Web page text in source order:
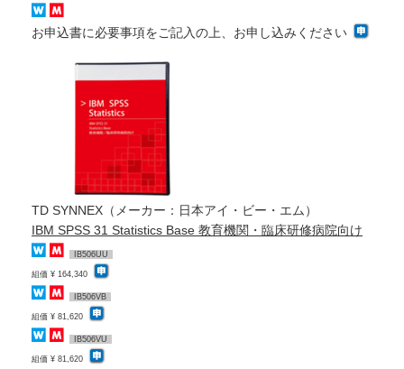
お申込書に必要事項をご記入の上、お申し込みください
TD SYNNEX（メーカー：日本アイ・ビー・エム）
IBM SPSS 31 Statistics Base 教育機関・臨床研修病院向け
IB506UU
組価 ¥ 164,340
IB506VB
組価 ¥ 81,620
IB506VU
組価 ¥ 81,620